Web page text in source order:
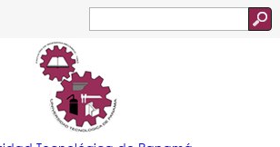
Jump to navigation
de
búsqueda